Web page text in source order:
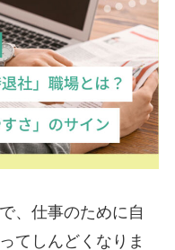
、仕事のために自
てしんどくなりま